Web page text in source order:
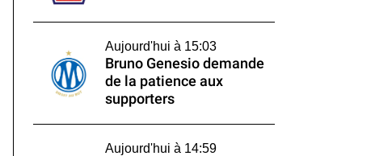
Aujourd'hui à 15:03
Bruno Genesio demande
de la patience aux
supporters
Aujourd'hui à 14:59